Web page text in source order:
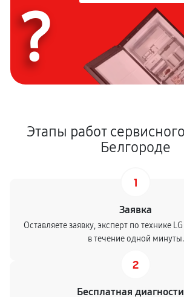
?
Этапы работ
Белгороде
1
Заявка
Оставляете заявку, эксперт по технике
в течение одной минуты.
2
Бесплатная